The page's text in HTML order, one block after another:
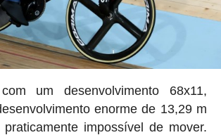
um desenvolvimento 68x11,
enorme de 13,29 m
impossível de mover.